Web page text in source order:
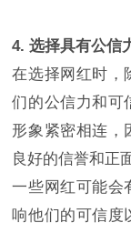
4. 选择具有公信
在选择网红时，
们的公信力和可
形象紧密相连，
良好的信誉和正
一些网红可能会
响他们的可信度